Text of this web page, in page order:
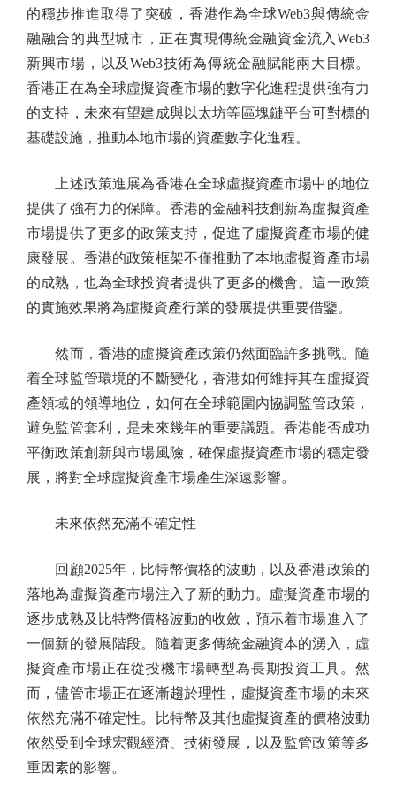
的穩步推進取得了突破，香港作為全球Web3與傳統金
融融合的典型城市，正在實現傳統金融資金流入Web3
新興市場，以及Web3技術為傳統金融賦能兩大目標。
香港正在為全球虛擬資產市場的數字化進程提供強有力
的支持，未來有望建成與以太坊等區塊鏈平台可對標的
基礎設施，推動本地市場的資產數字化進程。
上述政策進展為香港在全球虛擬資產市場中的地位
提供了強有力的保障。香港的金融科技創新為虛擬資產
市場提供了更多的政策支持，促進了虛擬資產市場的健
康發展。香港的政策框架不僅推動了本地虛擬資產市場
的成熟，也為全球投資者提供了更多的機會。這一政策
的實施效果將為虛擬資產行業的發展提供重要借鑒。
然而，香港的虛擬資產政策仍然面臨許多挑戰。隨
着全球監管環境的不斷變化，香港如何維持其在虛擬資
產領域的領導地位，如何在全球範圍內協調監管政策，
避免監管套利，是未來幾年的重要議題。香港能否成功
平衡政策創新與市場風險，確保虛擬資產市場的穩定發
展，將對全球虛擬資產市場產生深遠影響。
未來依然充滿不確定性
回顧2025年，比特幣價格的波動，以及香港政策的
落地為虛擬資產市場注入了新的動力。虛擬資產市場的
逐步成熟及比特幣價格波動的收斂，預示着市場進入了
一個新的發展階段。隨着更多傳統金融資本的湧入，虛
擬資產市場正在從投機市場轉型為長期投資工具。然
而，儘管市場正在逐漸趨於理性，虛擬資產市場的未來
依然充滿不確定性。比特幣及其他虛擬資產的價格波動
依然受到全球宏觀經濟、技術發展，以及監管政策等多
重因素的影響。